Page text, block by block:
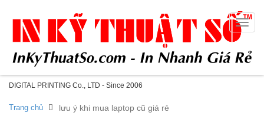
DIGITAL PRINTING Co., LTD - Since 2006
Toggle
Trang chủ lưu ý khi mua laptop cũ giá rẻ